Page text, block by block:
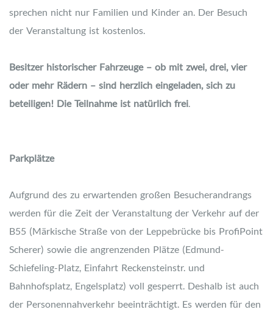
sprechen nicht nur Familien und Kinder an. Der Besuch
der Veranstaltung ist kostenlos.
Besitzer historischer Fahrzeuge – ob mit zwei, drei, vier
oder mehr Rädern – sind herzlich eingeladen, sich zu
beteiligen! Die Teilnahme ist natürlich frei.
Parkplätze
Aufgrund des zu erwartenden großen Besucherandrangs
werden für die Zeit der Veranstaltung der Verkehr auf der
B55 (Märkische Straße von der Leppebrücke bis ProfiPoint
Scherer) sowie die angrenzenden Plätze (Edmund-
Schiefeling-Platz, Einfahrt Reckensteinstr. und
Bahnhofsplatz, Engelsplatz) voll gesperrt. Deshalb ist auch
der Personennahverkehr beeinträchtigt. Es werden für den